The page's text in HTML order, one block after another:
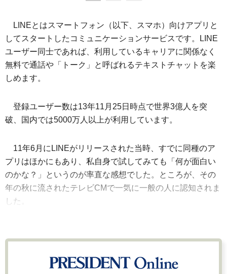
LINEとはスマートフォン（以下、スマホ）向けアプリと
してスタートしたコミュニケーションサービスです。LINE
ユーザー同士であれば、利用しているキャリアに関係なく
無料で通話や「トーク」と呼ばれるテキストチャットを楽
しめます。
登録ユーザー数は13年11月25日時点で世界3億人を突
破、国内では5000万人以上が利用しています。
11年6月にLINEがリリースされた当時、すでに同種のア
プリはほかにもあり、私自身で試してみても「何が面白い
のかな？」というのが率直な感想でした。ところが、その
年の秋に流されたテレビCMで一気に一般の人に認知されま
した。